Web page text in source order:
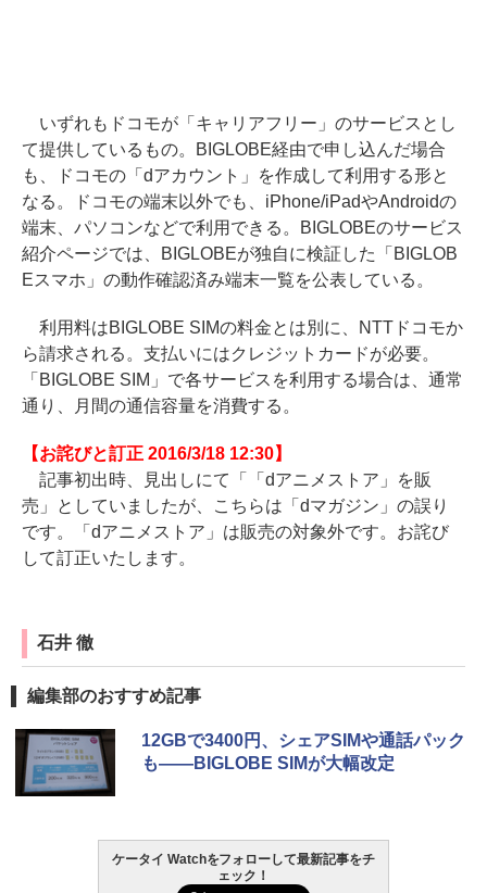
いずれもドコモが「キャリアフリー」のサービスとし
て提供しているもの。BIGLOBE経由で申し込んだ場合
も、ドコモの「dアカウント」を作成して利用する形と
なる。ドコモの端末以外でも、iPhone/iPadやAndroidの
端末、パソコンなどで利用できる。BIGLOBEのサービス
紹介ページでは、BIGLOBEが独自に検証した「BIGLOB
Eスマホ」の動作確認済み端末一覧を公表している。
利用料はBIGLOBE SIMの料金とは別に、NTTドコモか
ら請求される。支払いにはクレジットカードが必要。
「BIGLOBE SIM」で各サービスを利用する場合は、通常
通り、月間の通信容量を消費する。
【お詫びと訂正 2016/3/18 12:30】
記事初出時、見出しにて「「dアニメストア」を販
売」としていましたが、こちらは「dマガジン」の誤り
です。「dアニメストア」は販売の対象外です。お詫び
して訂正いたします。
石井 徹
編集部のおすすめ記事
12GBで3400円、シェアSIMや通話パック
も――BIGLOBE SIMが大幅改定
ケータイ Watchをフォローして最新記事をチ
ェック！